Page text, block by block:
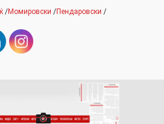
/Момировски /Пендаровски /